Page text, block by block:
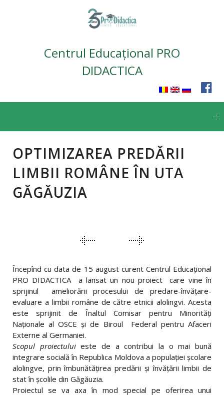
Centrul Educațional PRO
DIDACTICA
content
OPTIMIZAREA PREDĂRII
LIMBII ROMÂNE ÎN UTA
GĂGĂUZIA
PORTFOLIO
NAVIGATION
Începînd cu data de 15 august curent Centrul Educaţional
PRO DIDACTICA a lansat un nou proiect care vine în
sprijinul ameliorării procesului de predare-învăţare-
evaluare a limbii române de către etnicii alolingvi. Acesta
este sprijinit de Înaltul Comisar pentru Minorităţi
Naţionale al OSCE şi de Biroul Federal pentru Afaceri
Externe al Germaniei.
Scopul proiectuluieste de a contribui la o mai bună
integrare socială în Republica Moldova a populaţiei şcolare
alolingve, prin îmbunătăţirea predării şi învăţării limbii de
stat în şcolile din Găgăuzia.
Proiectul se va axa în mod special pe oferirea unui